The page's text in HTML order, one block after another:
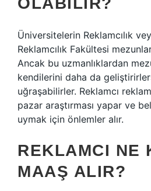
Üniversitelerin Reklamcılık
Reklamcılık Fakültesi
Ancak bu uzmanlıklardan
kendilerini daha da
uğraşabilirler. Reklamcı
pazar araştırması yapar ve
uymak için önlemler alır.
REKLAMCI NE
MAAŞ ALIR?